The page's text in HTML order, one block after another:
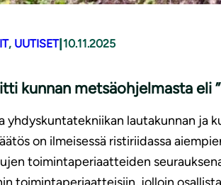
, UUTISET| 10.11.2025
kunnan metsäohjelmasta eli
yhdyskuntatekniikan lautakunnan ja
on ilmeisessä ristiriidassa
toimintaperiaatteiden